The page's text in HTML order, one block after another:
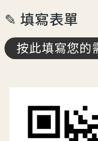
✎ 填寫表單
按此填寫您的